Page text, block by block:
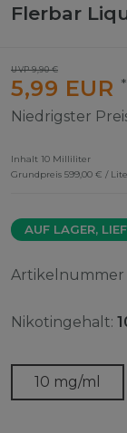
Flerbar
UVP 9,90 €
5,99 EUR *
Niedrigster
Inhalt 10 Milliliter
Grundpreis 599,00 € /
AUF LAGER,
Artikelnummer
Nikotingehalt:
10 mg/ml